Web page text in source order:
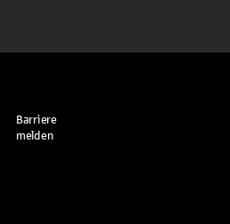
Barriere
melden